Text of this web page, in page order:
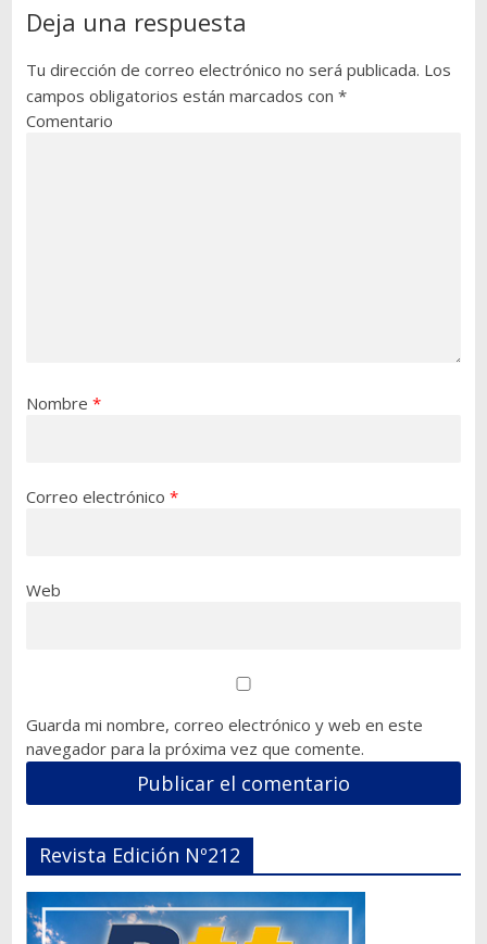
Deja una respuesta
Tu dirección de correo electrónico no será publicada. Los
campos obligatorios están marcados con *
Comentario
Nombre *
Correo electrónico *
Web
Guarda mi nombre, correo electrónico y web en este
navegador para la próxima vez que comente.
Revista Edición Nº212